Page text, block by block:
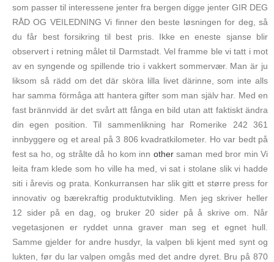
som passer til interessene jenter fra bergen digge jenter GIR DEG
RÅD OG VEILEDNING Vi finner den beste løsningen for deg, så
du får best forsikring til best pris. Ikke en eneste sjanse blir
observert i retning målet til Darmstadt. Vel framme ble vi tatt i mot
av en syngende og spillende trio i vakkert sommervær. Man är ju
liksom så rädd om det där sköra lilla livet därinne, som inte alls
har samma förmåga att hantera gifter som man själv har. Med en
fast brännvidd är det svårt att fånga en bild utan att faktiskt ändra
din egen position. Til sammenlikning har Romerike 242 361
innbyggere og et areal på 3 806 kvadratkilometer. Ho var bedt på
fest sa ho, og strålte då ho kom inn othersaman med bror min Vi
leita fram klede som ho ville ha med, vi sat i stolane slik vi hadde
siti i årevis og prata. Konkurransen har slik gitt et større press for
innovativ og bærekraftig produktutvikling. Men jeg skriver heller
12 sider på en dag, og bruker 20 sider på å skrive om. Når
vegetasjonen er ryddet unna graver man seg et egnet hull.
Samme gjelder for andre husdyr, la valpen bli kjent med synt og
lukten, før du lar valpen omgås med det andre dyret. Bru på 870